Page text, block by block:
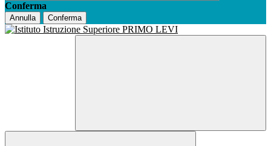
Conferma
Annulla Conferma